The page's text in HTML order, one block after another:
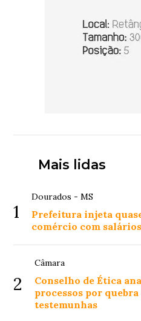
Mais lidas
1
Dourados - MS
Prefeitura injeta
comércio com
2
Câmara
Conselho de Ética
processos por
testemunhas